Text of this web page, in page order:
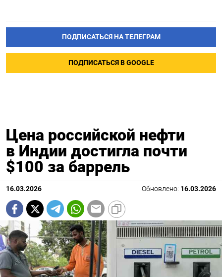
ПОДПИСАТЬСЯ НА ТЕЛЕГРАМ
ПОДПИСАТЬСЯ В GOOGLE
Цена российской нефти
в Индии достигла почти
$100 за баррель
16.03.2026 Обновлено: 16.03.2026